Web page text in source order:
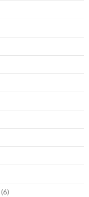
(6)